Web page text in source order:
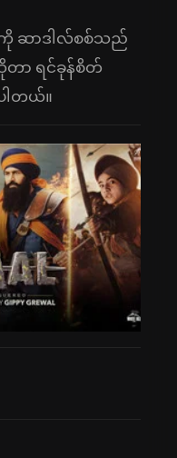
ကို ဆာဒါလ်စစ်သည်
တာ ရင်ခုန်စိတ်
ါတယ်။